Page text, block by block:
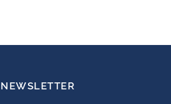
NEWSLETTER